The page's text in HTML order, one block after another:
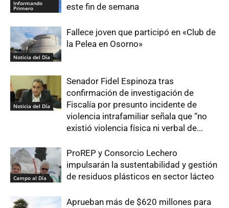
Informando
Primero este fin de semana
Noticia del Día
Fallece joven que participó en «Club de
la Pelea en Osorno»
Noticia del Día
Senador Fidel Espinoza tras
confirmación de investigación de
Fiscalía por presunto incidente de
violencia intrafamiliar señala que “no
existió violencia física ni verbal de...
Campo al Día
ProREP y Consorcio Lechero
impulsarán la sustentabilidad y gestión
de residuos plásticos en sector lácteo
Aprueban más de $620 millones para